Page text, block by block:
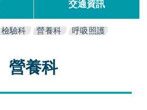
交通資訊
檢驗科 營養科
呼吸照護
營養科